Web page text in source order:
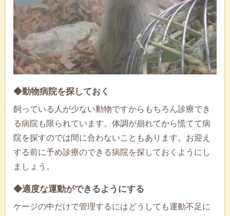
◆動物病院を探しておく
飼っている人が少ない動物ですからもちろん診療でき
る病院も限られています。体調が崩れてから慌てて病
院を探すのでは間に合わないこともあります。お迎え
する前に予め診療のできる病院を探しておくようにし
ましょう。
◆適度な運動ができるようにする
ケージの中だけで管理するにはどうしても運動不足に